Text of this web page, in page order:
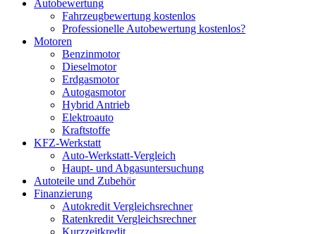
Autobewertung
Fahrzeugbewertung kostenlos
Professionelle Autobewertung kostenlos?
Motoren
Benzinmotor
Dieselmotor
Erdgasmotor
Autogasmotor
Hybrid Antrieb
Elektroauto
Kraftstoffe
KFZ-Werkstatt
Auto-Werkstatt-Vergleich
Haupt- und Abgasuntersuchung
Autoteile und Zubehör
Finanzierung
Autokredit Vergleichsrechner
Ratenkredit Vergleichsrechner
Kurzzeitkredit